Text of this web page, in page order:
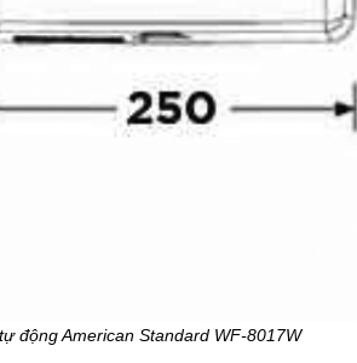
động American Standard WF-8017W